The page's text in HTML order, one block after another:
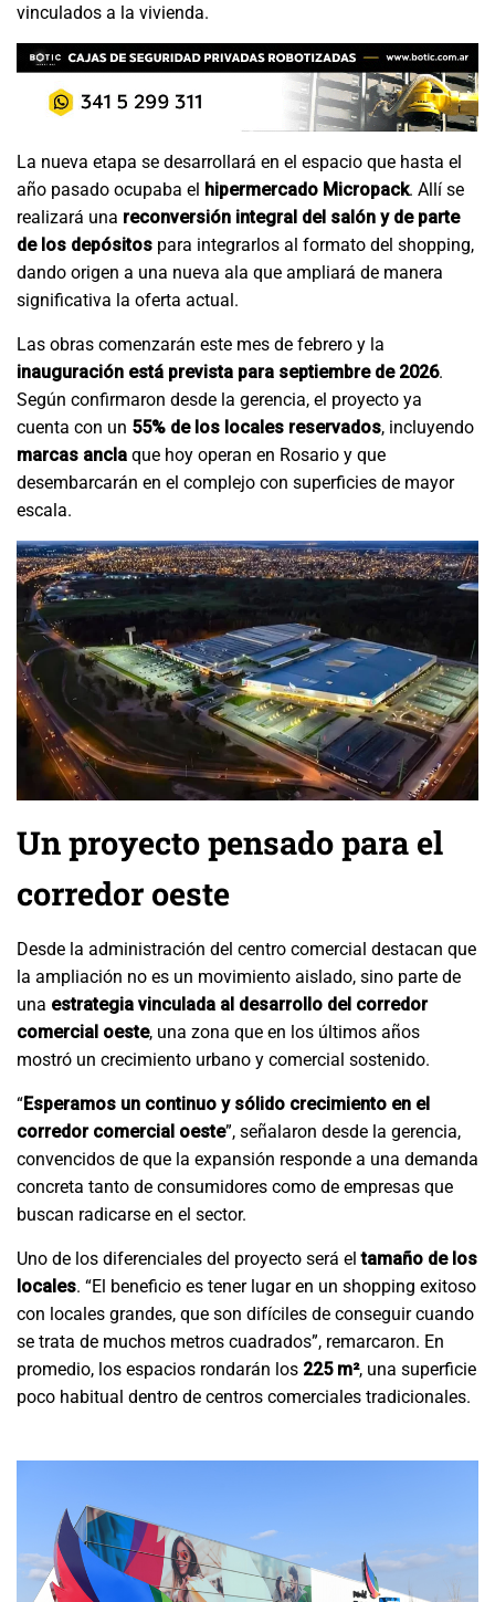
vinculados a la vivienda.
La nueva etapa se desarrollará en el espacio que hasta el
año pasado ocupaba el hipermercado Micropack. Allí se
realizará una reconversión integral del salón y de parte
de los depósitos para integrarlos al formato del shopping,
dando origen a una nueva ala que ampliará de manera
significativa la oferta actual.
Las obras comenzarán este mes de febrero y la
inauguración está prevista para septiembre de 2026.
Según confirmaron desde la gerencia, el proyecto ya
cuenta con un 55% de los locales reservados, incluyendo
marcas ancla que hoy operan en Rosario y que
desembarcarán en el complejo con superficies de mayor
escala.
Un proyecto pensado para el
corredor oeste
Desde la administración del centro comercial destacan que
la ampliación no es un movimiento aislado, sino parte de
una estrategia vinculada al desarrollo del corredor
comercial oeste, una zona que en los últimos años
mostró un crecimiento urbano y comercial sostenido.
“Esperamos un continuo y sólido crecimiento en el
corredor comercial oeste”, señalaron desde la gerencia,
convencidos de que la expansión responde a una demanda
concreta tanto de consumidores como de empresas que
buscan radicarse en el sector.
Uno de los diferenciales del proyecto será eltamaño de los
locales. “El beneficio es tener lugar en un shopping exitoso
con locales grandes, que son difíciles de conseguir cuando
se trata de muchos metros cuadrados”, remarcaron. En
promedio, los espacios rondarán los 225 m², una superficie
poco habitual dentro de centros comerciales tradicionales.